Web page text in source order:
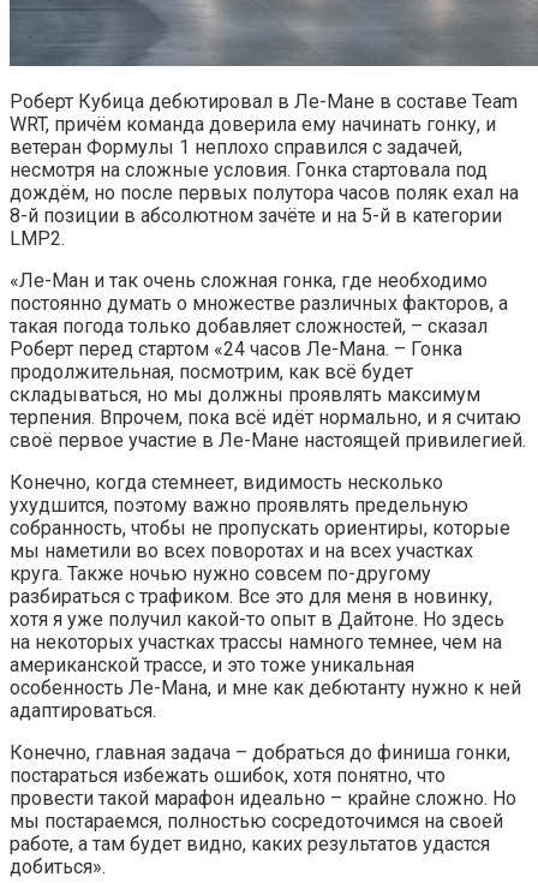
Роберт Кубица дебютировал в Ле-Мане в составе Team
WRT, причём команда доверила ему начинать гонку, и
ветеран Формулы 1 неплохо справился с задачей,
несмотря на сложные условия. Гонка стартовала под
дождём, но после первых полутора часов поляк ехал на
8-й позиции в абсолютном зачёте и на 5-й в категории
LMP2.
«Ле-Ман и так очень сложная гонка, где необходимо
постоянно думать о множестве различных факторов, а
такая погода только добавляет сложностей, – сказал
Роберт перед стартом «24 часов Ле-Мана. – Гонка
продолжительная, посмотрим, как всё будет
складываться, но мы должны проявлять максимум
терпения. Впрочем, пока всё идёт нормально, и я считаю
своё первое участие в Ле-Мане настоящей привилегией.
Конечно, когда стемнеет, видимость несколько
ухудшится, поэтому важно проявлять предельную
собранность, чтобы не пропускать ориентиры, которые
мы наметили во всех поворотах и на всех участках
круга. Также ночью нужно совсем по-другому
разбираться с трафиком. Все это для меня в новинку,
хотя я уже получил какой-то опыт в Дайтоне. Но здесь
на некоторых участках трассы намного темнее, чем на
американской трассе, и это тоже уникальная
особенность Ле-Мана, и мне как дебютанту нужно к ней
адаптироваться.
Конечно, главная задача – добраться до финиша гонки,
постараться избежать ошибок, хотя понятно, что
провести такой марафон идеально – крайне сложно. Но
мы постараемся, полностью сосредоточимся на своей
работе, а там будет видно, каких результатов удастся
добиться».